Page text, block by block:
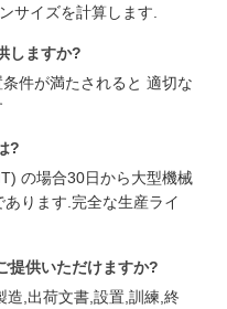
サイズを計算します.
しますか?
件が満たされると 適切な
?
の場合30日から大型機械
ります.完全な生産ライ
提供いただけますか?
造,出荷文書,設置,訓練,終